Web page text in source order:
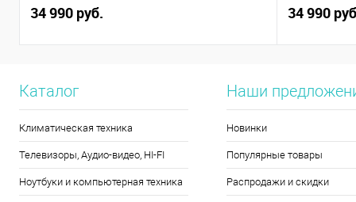
34 990 руб.
(82X7004BPS)
34 990
Каталог
Климатическая техника
Телевизоры, Аудио-видео, HI-FI
Ноутбуки и компьютерная техника
Наши
Новинки
Популярные товары
Распродажи и скидки